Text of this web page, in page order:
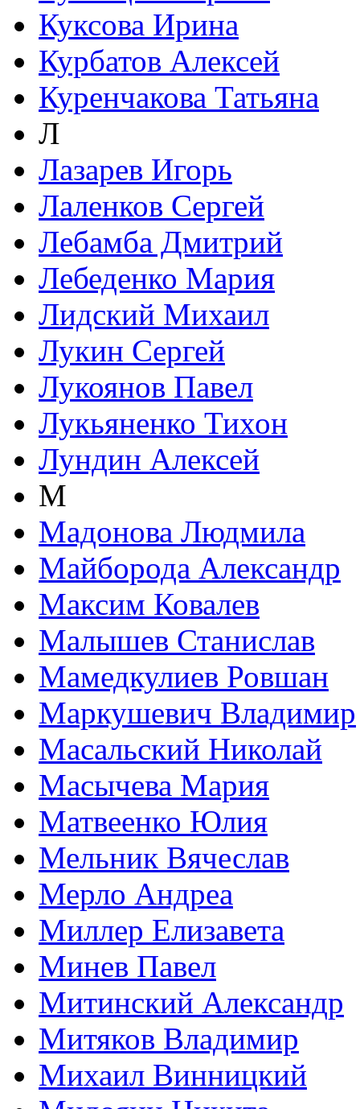
Куксова Ирина
Курбатов Алексей
Куренчакова Татьяна
Л
Лазарев Игорь
Лаленков Сергей
Лебамба Дмитрий
Лебеденко Мария
Лидский Михаил
Лукин Сергей
Лукоянов Павел
Лукьяненко Тихон
Лундин Алексей
М
Мадонова Людмила
Майборода Александр
Максим Ковалев
Малышев Станислав
Мамедкулиев Ровшан
Маркушевич Владимир
Масальский Николай
Масычева Мария
Матвеенко Юлия
Мельник Вячеслав
Мерло Андреа
Миллер Елизавета
Минев Павел
Митинский Александр
Митяков Владимир
Михаил Винницкий